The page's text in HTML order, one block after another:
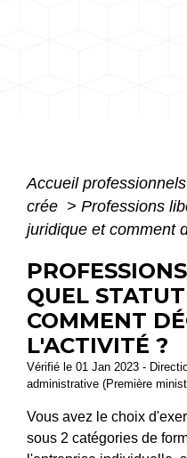
Accueil professionnels
crée > Professions
juridique et comment
QUEL
COMMENT
L'ACTIVITÉ ?
Vérifié le 01 Jan 2023 -
administrative (Première
Vous avez le choix
sous 2 catégories de